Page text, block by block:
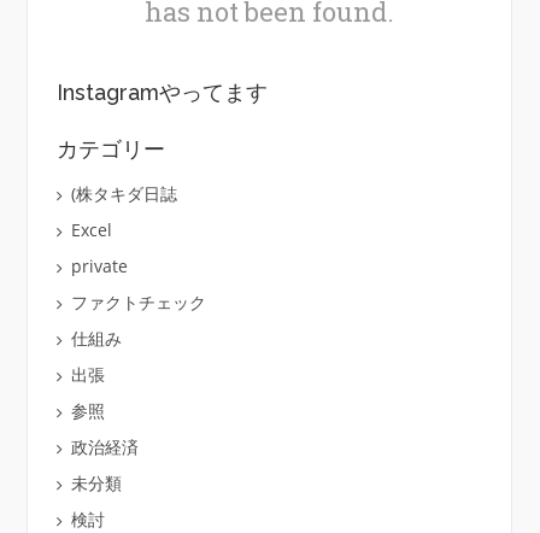
Instagramやってます
カテゴリー
(株タキダ日誌
Excel
private
ファクトチェック
仕組み
出張
参照
政治経済
未分類
検討